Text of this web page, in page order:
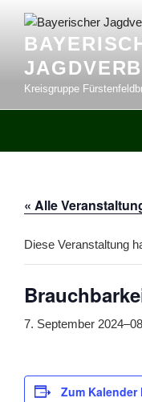
Inhalt
springen
Kreisgruppe
« Alle
Diese Veranstaltung
7. September
Zum